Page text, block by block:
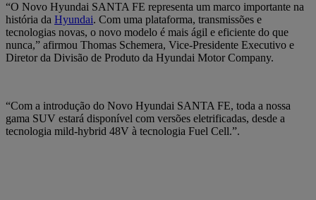
“O Novo Hyundai SANTA FE representa um marco importante na
história da Hyundai. Com uma plataforma, transmissões e
tecnologias novas, o novo modelo é mais ágil e eficiente do que
nunca,” afirmou Thomas Schemera, Vice-Presidente Executivo e
Diretor da Divisão de Produto da Hyundai Motor Company.
“Com a introdução do Novo Hyundai SANTA FE, toda a nossa
gama SUV estará disponível com versões eletrificadas, desde a
tecnologia mild-hybrid 48V à tecnologia Fuel Cell.”.